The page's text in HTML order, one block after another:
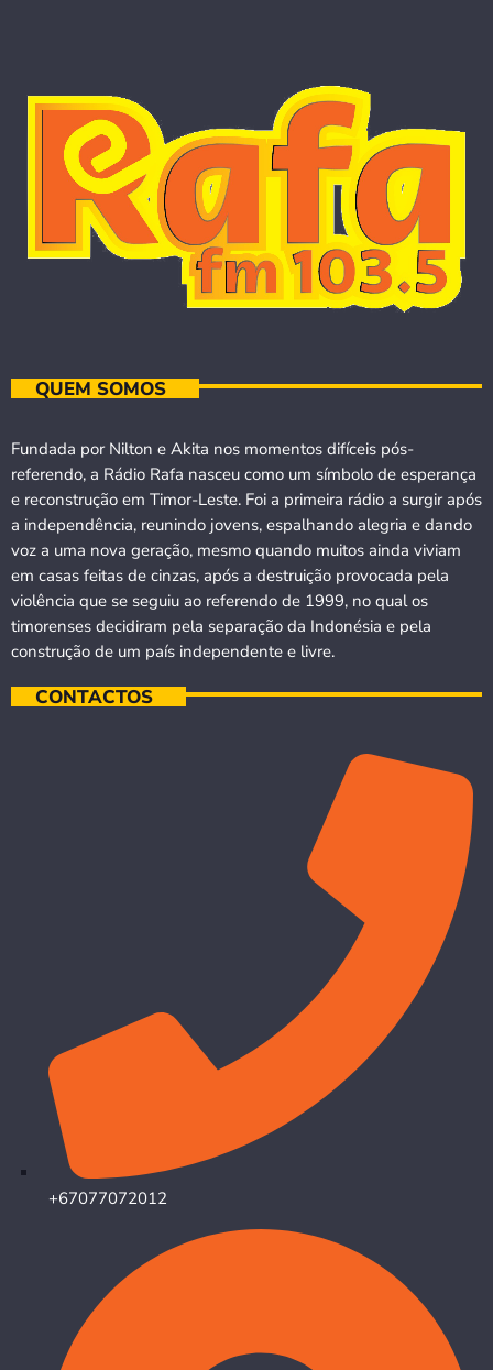
QUEM SOMOS
Fundada por Nilton e Akita nos momentos difíceis pós-
referendo, a Rádio Rafa nasceu como um símbolo de esperança
e reconstrução em Timor-Leste. Foi a primeira rádio a surgir após
a independência, reunindo jovens, espalhando alegria e dando
voz a uma nova geração, mesmo quando muitos ainda viviam
em casas feitas de cinzas, após a destruição provocada pela
violência que se seguiu ao referendo de 1999, no qual os
timorenses decidiram pela separação da Indonésia e pela
construção de um país independente e livre.
CONTACTOS
+67077072012